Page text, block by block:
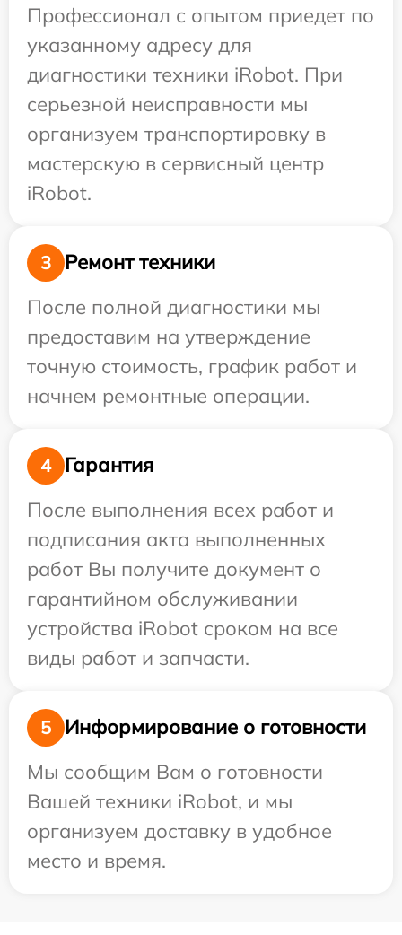
Профессионал с опытом приедет по
указанному адресу для
диагностики техники iRobot. При
серьезной неисправности мы
организуем транспортировку в
мастерскую в сервисный центр
iRobot.
3
Ремонт техники
После полной диагностики мы
предоставим на утверждение
точную стоимость, график работ и
начнем ремонтные операции.
4
Гарантия
После выполнения всех работ и
подписания акта выполненных
работ Вы получите документ о
гарантийном обслуживании
устройства iRobot сроком на все
виды работ и запчасти.
5
Информирование о готовности
Мы сообщим Вам о готовности
Вашей техники iRobot, и мы
организуем доставку в удобное
место и время.